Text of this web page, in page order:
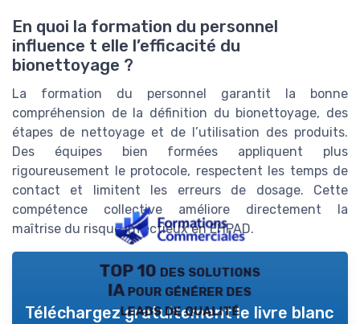
En quoi la formation du personnel
influence t elle l’efficacité du
bionettoyage ?
La formation du personnel garantit la bonne
compréhension de la définition du bionettoyage, des
étapes de nettoyage et de l’utilisation des produits.
Des équipes bien formées appliquent plus
rigoureusement le protocole, respectent les temps de
contact et limitent les erreurs de dosage. Cette
compétence collective améliore directement la
maîtrise du risque infectieux en EHPAD.
TOP 10 des solutions
IA pour générer des
leads de qualité
Téléchargez gratuitement le livre blanc